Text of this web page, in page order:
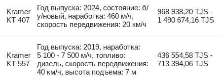
Kramer
KT 407
Год выпуска: 2024, состояние: б/
у/новый, наработка: 460 м/ч,
скорость передвижения: 20 км/ч
968 938,20 TJS -
1 490 674,16 TJS
Kramer
KT 557
Год выпуска: 2019, наработка:
5 100 - 7 500 м/ч, топливо:
дизель, скорость передвижения:
40 км/ч, высота подъема: 7 м
436 554,58 TJS -
713 394,06 TJS